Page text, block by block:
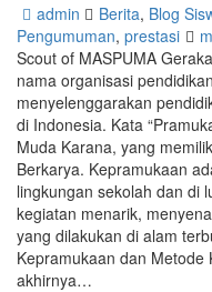
admin Berita, Blog
Pengumuman, prestasi
Scout of MASPUMA
nama organisasi
menyelenggarakan
di Indonesia. Kata
Muda Karana, yang
Berkarya. Kepramukaan
lingkungan sekolah dan di
kegiatan menarik,
yang dilakukan di alam
Kepramukaan dan
akhirnya…